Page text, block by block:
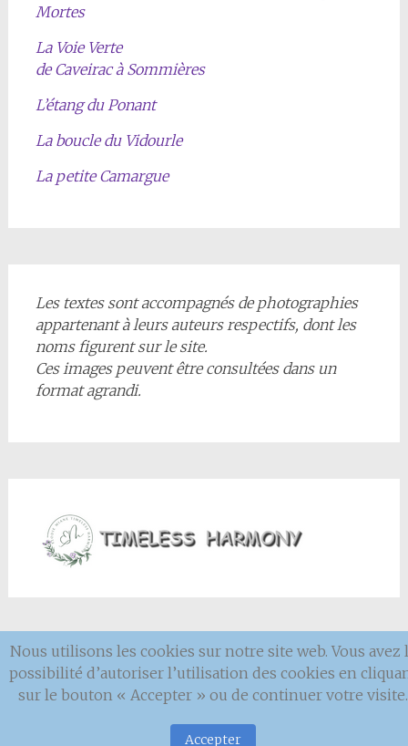
Mortes
La Voie Verte
de Caveirac à Sommières
L’étang du Ponant
La boucle du Vidourle
La petite Camargue
Les textes sont accompagnés de photographies
appartenant à leurs auteurs respectifs, dont les
noms figurent sur le site.
Ces images peuvent être consultées dans un
format agrandi.
Mentionslégales
Nous utilisons les cookies sur notre site web. Vous avez
possibilité d’autoriser l’utilisation des cookies en
sur le bouton « Accepter » ou de continuer votre visite.
Accepter